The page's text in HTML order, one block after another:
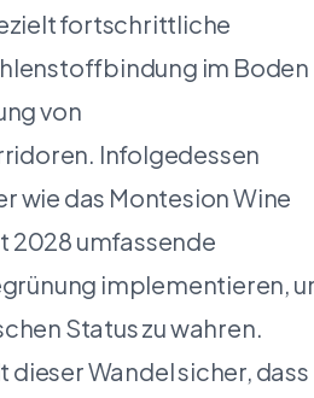
fortschrittliche
im Boden
von
Infolgedessen
wie das Montesion Wine
2028 umfassende
implementieren,
Status zu wahren.
Wandel sicher, dass